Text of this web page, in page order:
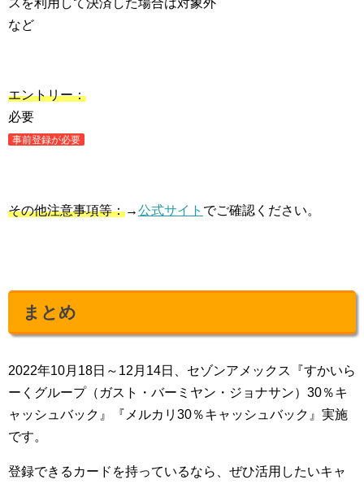
スを利用して決済した場合は対象外
など
エントリー：
必要
事前登録が必要
その他注意事項等：→公式サイト でご確認ください。
まとめ
2022年10月18日～12月14日、セゾンアメックス『すかいら
ーくグループ（ガスト・バーミヤン・ジョナサン）30％キ
ャッシュバック』『メルカリ30％キャッシュバック』実施
です。
登録できるカードを持っているなら、ぜひ活用したいキャ